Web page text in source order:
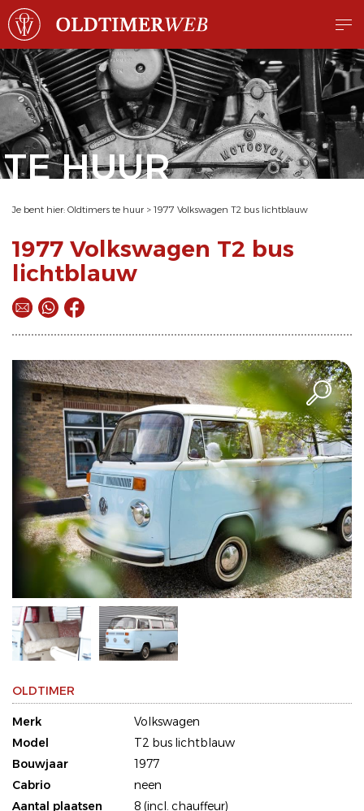
TE HUUR
Je bent hier: Oldtimers te huur > 1977 Volkswagen T2 bus lichtblauw
1977 Volkswagen T2 bus
lichtblauw
OLDTIMER
Merk
Volkswagen
Model
T2 bus lichtblauw
Bouwjaar
1977
Cabrio
neen
Aantal plaatsen
8 (incl. chauffeur)